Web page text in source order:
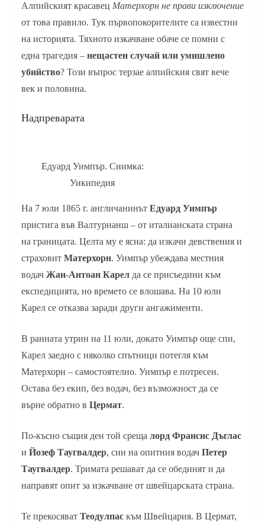
Алпийският красавец Матерхорн не прави изключение
от това правило. Тук първопокорителите са известни
на историята. Тяхното изкачване обаче се помни с
една трагедия – нещастен случай или умишлено
убийство? Този въпрос терзае алпийския свят вече
век и половина.
Надпреварата
Едуард Уимпър. Снимка:
Уикипедия
На 7 юли 1865 г. англичанинът Едуард Уимпър
пристига във Валтурнанш – от италианската страна
на границата. Целта му е ясна: да изкачи девствения и
страховит Матерхорн. Уимпър убеждава местния
водач Жан-Антоан Карел да се присъедини към
експедицията, но времето се влошава. На 10 юли
Карел се отказва заради други ангажименти.
В ранната утрин на 11 юли, докато Уимпър още спи,
Карел заедно с няколко спътници потегля към
Матерхорн – самостоятелно. Уимпър е потресен.
Остава без екип, без водач, без възможност да се
върне обратно в Цермат.
По-късно същия ден той среща лорд Франсис Дъглас
и Йозеф Таугвалдер, син на опитния водач Петер
Таугвалдер. Тримата решават да се обединят и да
направят опит за изкачване от швейцарската страна.
Те прекосяват Теодулпас към Швейцария. В Цермат,